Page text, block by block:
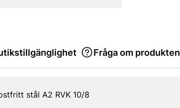
Fråga om produkten
stål A2 RVK 10/8